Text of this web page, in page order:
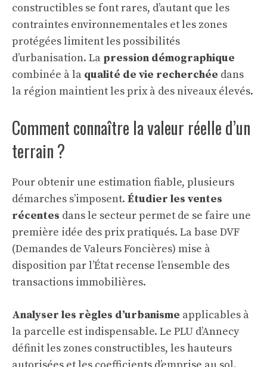
constructibles se font rares, d’autant que les
contraintes environnementales et les zones
protégées limitent les possibilités
d’urbanisation. La pression démographique
combinée à la qualité de vie recherchée dans
la région maintient les prix à des niveaux élevés.
Comment connaître la valeur réelle d’un
terrain ?
Pour obtenir une estimation fiable, plusieurs
démarches s’imposent. Étudier les ventes
récentes dans le secteur permet de se faire une
première idée des prix pratiqués. La base DVF
(Demandes de Valeurs Foncières) mise à
disposition par l’État recense l’ensemble des
transactions immobilières.
Analyser les règles d’urbanisme applicables à
la parcelle est indispensable. Le PLU d’Annecy
définit les zones constructibles, les hauteurs